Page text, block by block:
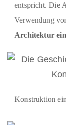
entspricht. Die
Verwendung
Architektur
Konstruktion